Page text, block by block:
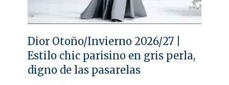
Dior Otoño/Invierno 2026/27 |
Estilo chic parisino en gris perla,
digno de las pasarelas